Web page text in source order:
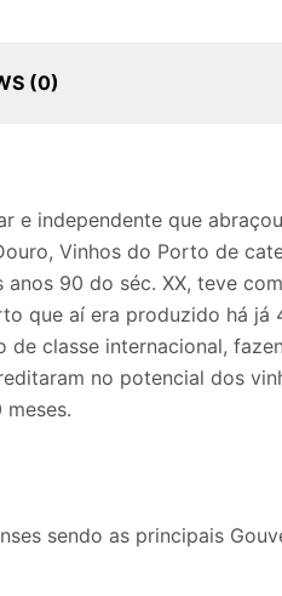
(0)
e independente que
Vinhos do Porto de
90 do séc. XX, teve
que aí era produzido há já
classe internacional,
no potencial dos
sendo as principais